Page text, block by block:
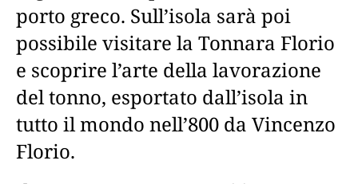
porto greco. Sull’isola sarà poi
possibile visitare la Tonnara Florio
e scoprire l’arte della lavorazione
del tonno, esportato dall’isola in
tutto il mondo nell’800 da Vincenzo
Florio.